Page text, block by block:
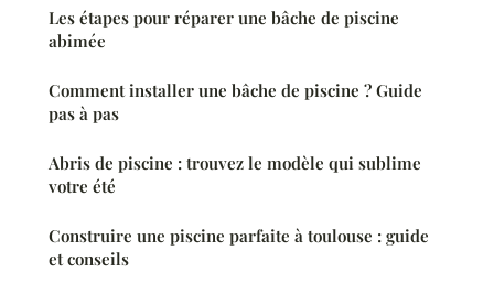
Les étapes pour réparer une bâche de piscine
abimée
Comment installer une bâche de piscine ? Guide
pas à pas
Abris de piscine : trouvez le modèle qui sublime
votre été
Construire une piscine parfaite à toulouse : guide
et conseils